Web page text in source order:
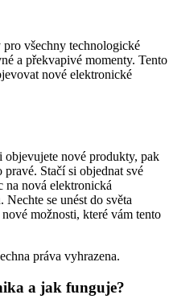
všechny technologické
a překvapivé momenty. Tento
nové elektronické
nové produkty, pak
Stačí si objednat své
na nová elektronická
se unést do světa
možnosti, které vám tento
práva vyhrazena.
a jak funguje?